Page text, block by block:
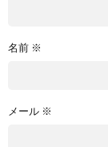
名前 ※
メール ※